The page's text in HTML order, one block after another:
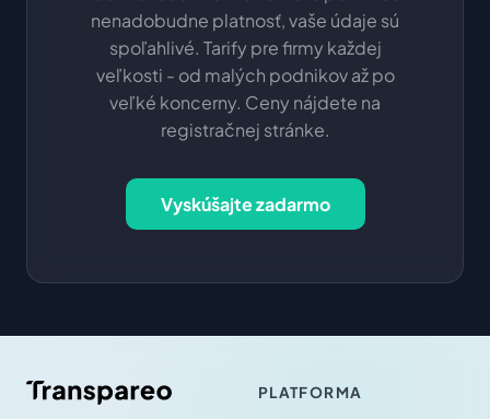
nenadobudne platnosť, vaše údaje sú
spoľahlivé. Tarify pre firmy každej
veľkosti - od malých podnikov až po
veľké koncerny. Ceny nájdete na
registračnej stránke.
Vyskúšajte zadarmo
PLATFORMA